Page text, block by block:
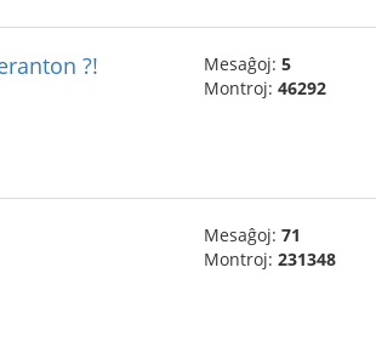
?! Mesaĝoj: 5
Montroj: 46292
Mesaĝoj: 71
Montroj: 231348